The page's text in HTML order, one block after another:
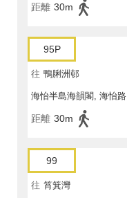
距離 30m
95P
往 鴨脷洲邨
海怡半島海韻閣, 海怡路
距離 30m
99
往 筲箕灣